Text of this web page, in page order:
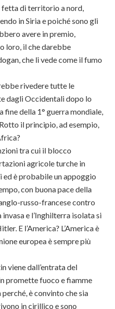
fetta di territorio a nord,
in Siria e poiché sono gli
avere in premio,
loro, il che darebbe
che li vede come il fumo
rivedere tutte le
dagli Occidentali dopo lo
fine della 1° guerra mondiale,
il principio, ad esempio,
tra cui il blocco
agricole turche in
ed è probabile un appoggio
con buona pace della
russo-francese contro
invasa e l’Inghilterra isolata si
E l’America? L’America è
europea è sempre più
viene dall’entrata del
promette fuoco e fiamme
è convinto che sia
in cirillico e sono